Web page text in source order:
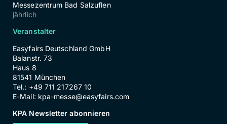
Messezentrum Bad Salzuflen
jährlich
Veranstalter
Easyfairs Deutschland GmbH
Balanstr. 73
Haus 8
81541 München
Tel.: +49 711 217267 10
E-Mail: kpa-messe@easyfairs.com
KPA Newsletter abonnieren